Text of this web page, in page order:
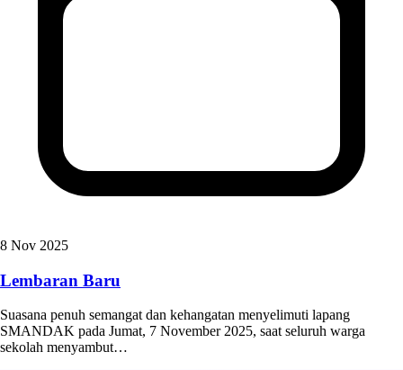
8 Nov 2025
Lembaran Baru
Suasana penuh semangat dan kehangatan menyelimuti lapang
SMANDAK pada Jumat, 7 November 2025, saat seluruh warga
sekolah menyambut…